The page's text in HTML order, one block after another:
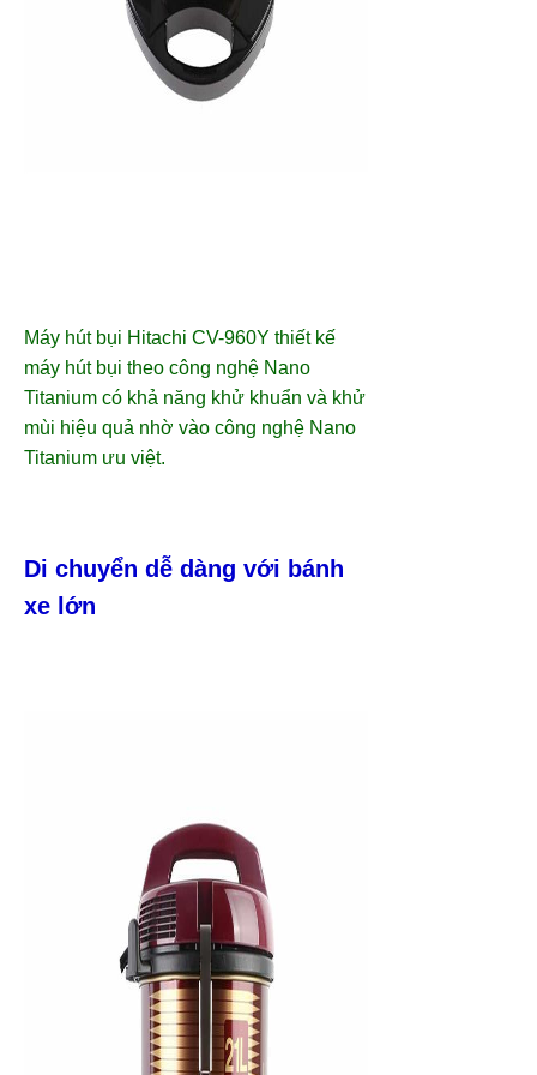
Máy hút bụi Hitachi CV-960Y thiết kế
máy hút bụi theo công nghệ Nano
Titanium có khả năng khử khuẩn và khử
mùi hiệu quả nhờ vào công nghệ Nano
Titanium ưu việt.
Di chuyển dễ dàng với bánh
xe lớn